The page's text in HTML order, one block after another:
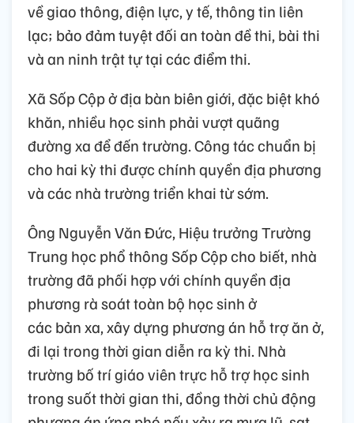
về giao thông, điện lực, y tế, thông tin liên
lạc; bảo đảm tuyệt đối an toàn đề thi, bài thi
và an ninh trật tự tại các điểm thi.
Xã Sốp Cộp ở địa bàn biên giới, đặc biệt khó
khăn, nhiều học sinh phải vượt quãng
đường xa để đến trường. Công tác chuẩn bị
cho hai kỳ thi được chính quyền địa phương
và các nhà trường triển khai từ sớm.
Ông Nguyễn Văn Đức, Hiệu trưởng Trường
Trung học phổ thông Sốp Cộp cho biết, nhà
trường đã phối hợp với chính quyền địa
phương rà soát toàn bộ học sinh ở
các bản xa, xây dựng phương án hỗ trợ ăn ở,
đi lại trong thời gian diễn ra kỳ thi. Nhà
trường bố trí giáo viên trực hỗ trợ học sinh
trong suốt thời gian thi, đồng thời chủ động